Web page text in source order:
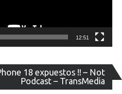
12:51
18 expuestos !! – Not
Podcast – TransMedia
de